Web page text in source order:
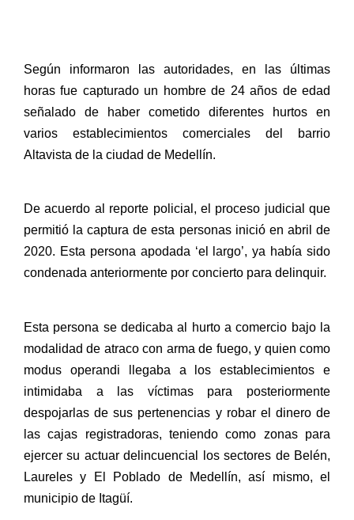
Según informaron las autoridades, en las últimas
horas fue capturado un hombre de 24 años de edad
señalado de haber cometido diferentes hurtos en
varios establecimientos comerciales del barrio
Altavista de la ciudad de Medellín.
De acuerdo al reporte policial, el proceso judicial que
permitió la captura de esta personas inició en abril de
2020. Esta persona apodada ‘el largo’, ya había sido
condenada anteriormente por concierto para delinquir.
Esta persona se dedicaba al hurto a comercio bajo la
modalidad de atraco con arma de fuego, y quien como
modus operandi llegaba a los establecimientos e
intimidaba a las víctimas para posteriormente
despojarlas de sus pertenencias y robar el dinero de
las cajas registradoras, teniendo como zonas para
ejercer su actuar delincuencial los sectores de Belén,
Laureles y El Poblado de Medellín, así mismo, el
municipio de Itagüí.